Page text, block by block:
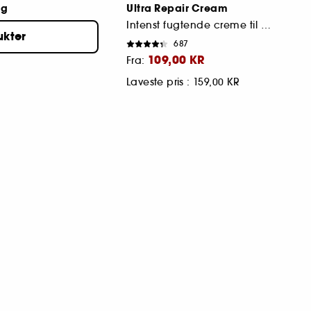
Ultra Repair Cream
687
Fra: 109,00 KR
Laveste pris : 159,00 KR